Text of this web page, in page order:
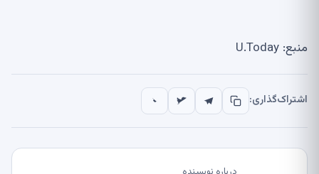
منبع: U.Today
اشتراک‌گذاری: